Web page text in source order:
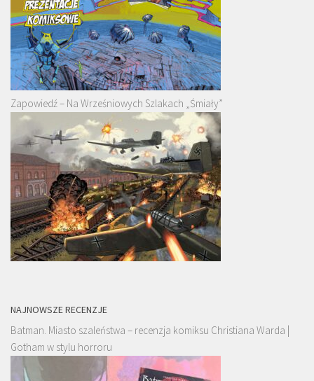
Zapowiedź – Na Wrześniowych Szlakach „Śmiały”
NAJNOWSZE RECENZJE
Batman. Miasto szaleństwa – recenzja komiksu Christiana Warda |
Gotham w stylu horroru